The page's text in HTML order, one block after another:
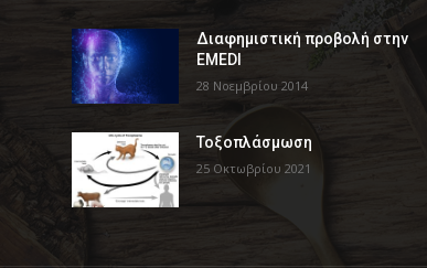
Διαφημιστική προβολή στην
EMEDI
28 Νοεμβρίου 2014
Τοξοπλάσμωση
25 Οκτωβρίου 2021